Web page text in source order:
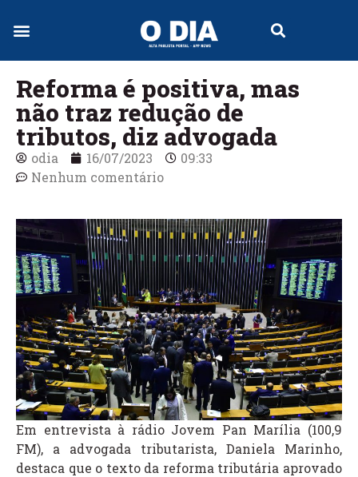
Reforma é positiva, mas
não traz redução de
tributos, diz advogada
odia 16/07/2023
09:33
Nenhum comentário
Em entrevista à rádio Jovem Pan Marília (100,9
FM), a advogada tributarista, Daniela Marinho,
destaca que o texto da reforma tributária aprovado